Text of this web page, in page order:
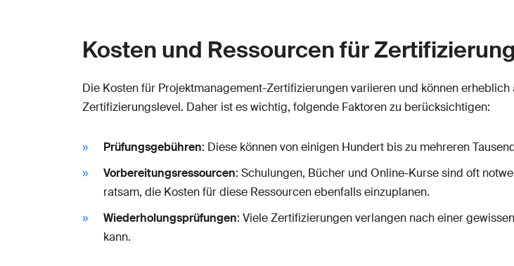
Kosten und Ressourcen für
Die Kosten für Projektmanagement-Zertifizierungen variieren und können
Zertifizierungslevel. Daher ist es wichtig, folgende Faktoren zu berücksichtigen:
Prüfungsgebühren: Diese können von einigen Hundert bis zu mehreren
Vorbereitungsressourcen: Schulungen, Bücher und Online-Kurse sind oft
ratsam, die Kosten für diese Ressourcen ebenfalls einzuplanen.
Wiederholungsprüfungen: Viele Zertifizierungen verlangen nach einer
kann.